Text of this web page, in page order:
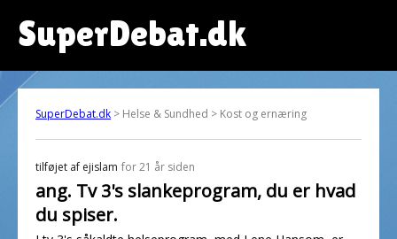
SuperDebat.dk
SuperDebat.dk > Helse & Sundhed > Kost og ernæring
tilføjet af ejislam for 21 år siden
ang. Tv 3's slankeprogram, du er hvad
du spiser.